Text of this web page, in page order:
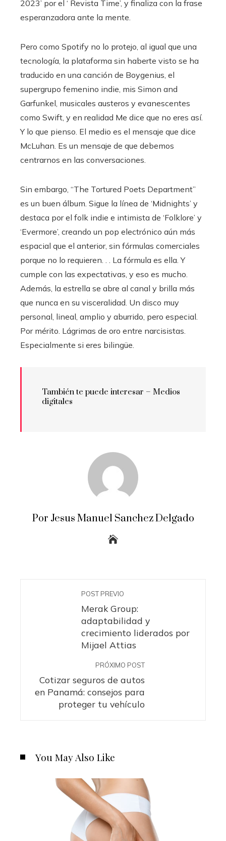
2023’ por el ‘ Revista Time’, y finaliza con la frase
esperanzadora ante la mente.
Pero como Spotify no lo protejo, al igual que una
tecnología, la plataforma sin haberte visto se ha
traducido en una canción de Boygenius, el
supergrupo femenino indie, mis Simon and
Garfunkel, musicales austeros y evanescentes
como Swift, y en realidad Me dice que no eres así.
Y lo que pienso. El medio es el mensaje que dice
McLuhan. Es un mensaje de que debemos
centrarnos en las conversaciones.
Sin embargo, “The Tortured Poets Department”
es un buen álbum. Sigue la línea de ‘Midnights’ y
destaca por el folk indie e intimista de ‘Folklore’ y
‘Evermore’, creando un pop electrónico aún más
espacial que el anterior, sin fórmulas comerciales
porque no lo requieren. . . La fórmula es ella. Y
cumple con las expectativas, y eso es mucho.
Además, la estrella se abre al canal y brilla más
que nunca en su visceralidad. Un disco muy
personal, lineal, amplio y aburrido, pero especial.
Por mérito. Lágrimas de oro entre narcisistas.
Especialmente si eres bilingüe.
También te puede interesar – Medios
digitales
Por Jesus Manuel Sanchez Delgado
POST PREVIO
Merak Group:
adaptabilidad y
crecimiento liderados por
Mijael Attias
PRÓXIMO POST
Cotizar seguros de autos
en Panamá: consejos para
proteger tu vehículo
You May Also Like